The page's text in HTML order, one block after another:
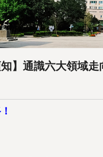
】通識六大領域